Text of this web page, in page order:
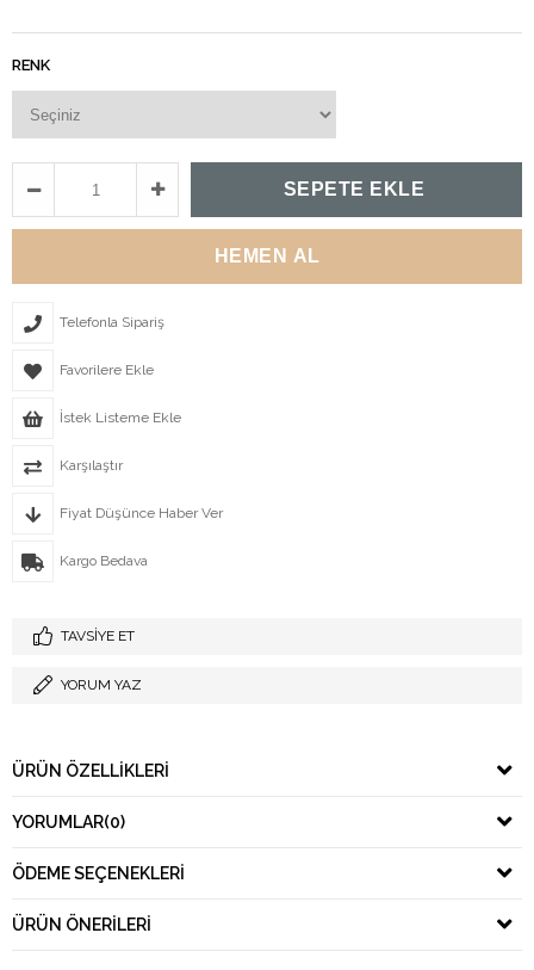
RENK
Telefonla Sipariş
Favorilere Ekle
İstek Listeme Ekle
Karşılaştır
Fiyat Düşünce Haber Ver
Kargo Bedava
TAVSIYE ET
YORUM YAZ
ÜRÜN ÖZELLIKLERI
YORUMLAR(0)
ÖDEME SEÇENEKLERI
ÜRÜN ÖNERILERI